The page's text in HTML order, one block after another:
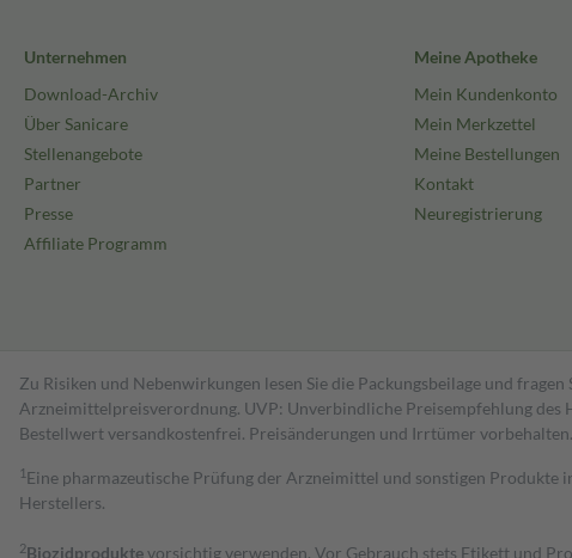
Unternehmen
Download-Archiv
Über Sanicare
Stellenangebote
Partner
Presse
Affiliate Programm
Meine Apotheke
Mein Kundenkonto
Mein Merkzettel
Meine Bestellungen
Kontakt
Neuregistrierung
Zu Risiken und Nebenwirkungen lesen Sie die Packungsbeilage und
Arzneimittelpreisverordnung. UVP: Unverbindliche Preisempfehlung des
Bestell­wert versand­kosten­frei. Preisänderungen und Irrtümer
1 Eine pharmazeutische Prüfung der Arzneimittel und sonstigen
Herstellers.
2Biozidproduktevorsichtig verwenden. Vor Gebrauch stets Etikett und